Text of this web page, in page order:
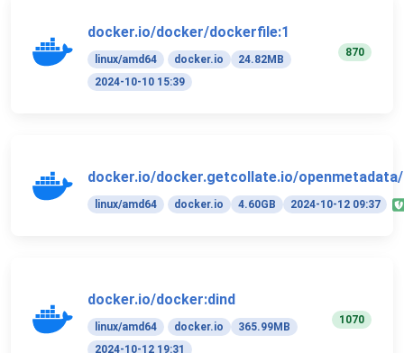
docker.io/docker/dockerfile:1
linux/amd64 docker.io
24.82MB
2024-10-10 15:39
870
docker.io/docker.getcollate.io/
linux/amd64 docker.io 4.60GB 2024-10-12 09:37
docker.io/docker:dind
linux/amd64 docker.io
365.99MB
2024-10-12 19:31
1070